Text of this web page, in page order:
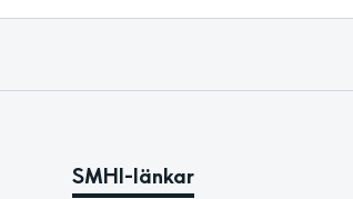
SMHI-länkar